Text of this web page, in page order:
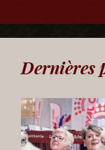
Dernières